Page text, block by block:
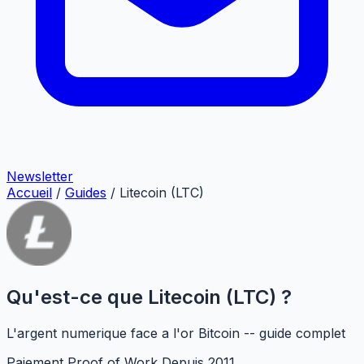
Newsletter
Accueil / Guides / Litecoin (LTC)
Qu'est-ce que Litecoin (LTC) ?
L'argent numerique face a l'or Bitcoin -- guide complet